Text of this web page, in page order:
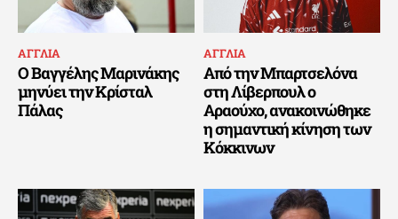
ΑΓΓΛΙΑ
Ο Βαγγέλης Μαρινάκης
μηνύει την Κρίσταλ
Πάλας
ΑΓΓΛΙΑ
Από την Μπαρτσελόνα
στη Λίβερπουλ ο
Αραούχο, ανακοινώθηκε
η σημαντική κίνηση των
Κόκκινων